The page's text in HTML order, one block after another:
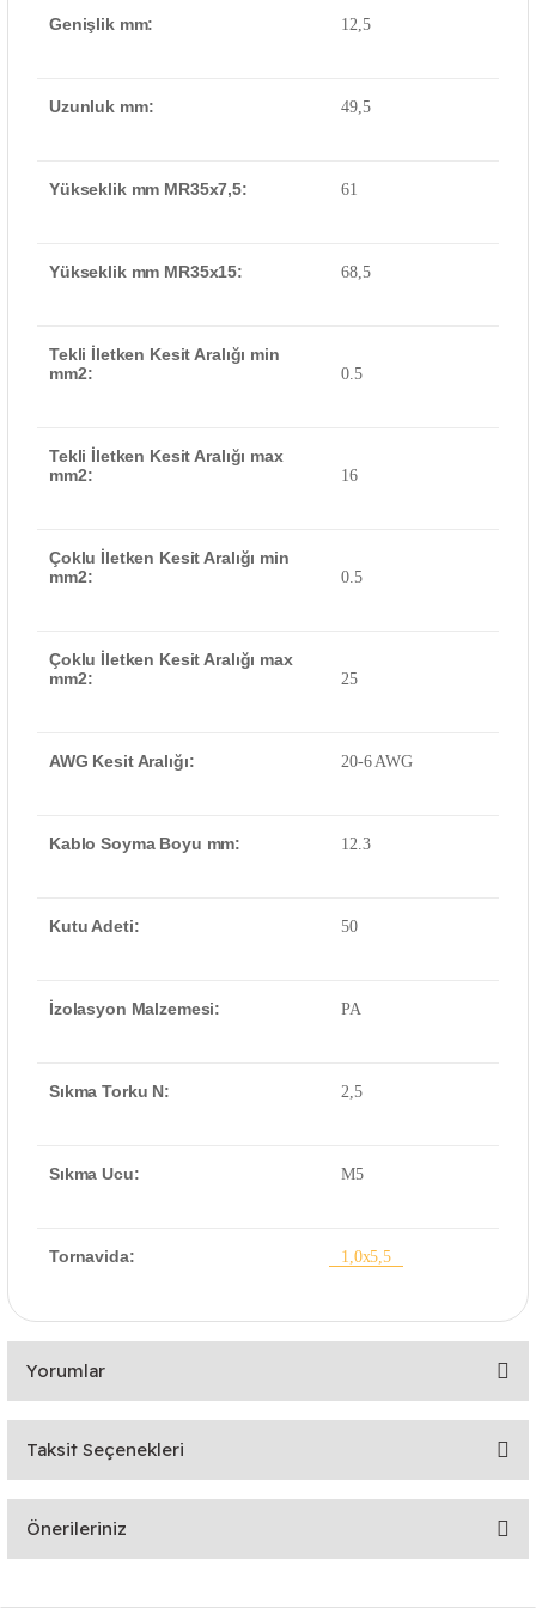
Genişlik mm: 12,5
Uzunluk mm: 49,5
Yükseklik mm MR35x7,5: 61
Yükseklik mm MR35x15: 68,5
Tekli İletken Kesit Aralığı min
mm2:
0.5
Tekli İletken Kesit Aralığı max
mm2:
16
Çoklu İletken Kesit Aralığı min
mm2:
0.5
Çoklu İletken Kesit Aralığı max
mm2:
25
AWG Kesit Aralığı: 20-6 AWG
Kablo Soyma Boyu mm: 12.3
Kutu Adeti: 50
İzolasyon Malzemesi: PA
Sıkma Torku N: 2,5
Sıkma Ucu: M5
Tornavida: 1,0x5,5
Yorumlar
Bu ürüne ilk yorumu siz yapın!
Taksit Seçenekleri
Önerileriniz